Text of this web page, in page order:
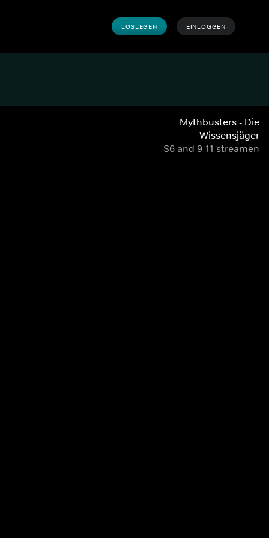
LOSLEGEN EINLOGGEN
Mythbusters - Die
Wissensjäger
S6 and 9-11 streamen